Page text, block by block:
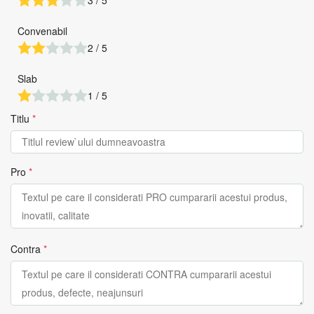
Convenabil
2 / 5
Slab
1 / 5
Titlu *
Pro *
Contra *